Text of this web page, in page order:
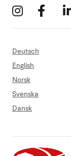
Deutsch
English
Norsk
Svenska
Dansk